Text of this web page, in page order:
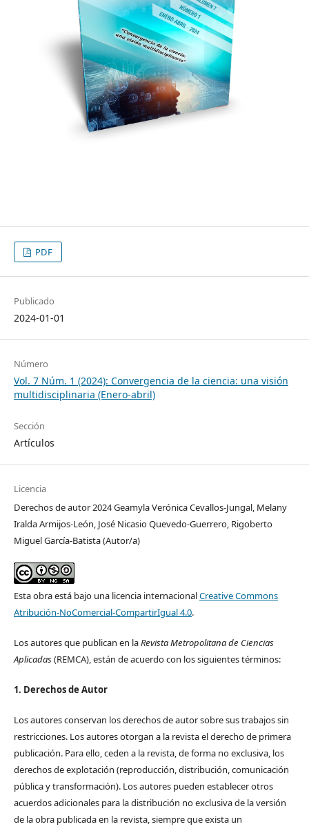
PDF
Publicado
2024-01-01
Número
Vol. 7 Núm. 1 (2024): Convergencia de la ciencia: una visión
multidisciplinaria (Enero-abril)
Sección
Artículos
Licencia
Derechos de autor 2024 Geamyla Verónica Cevallos-Jungal, Melany
Iralda Armijos-León, José Nicasio Quevedo-Guerrero, Rigoberto
Miguel García-Batista (Autor/a)
Esta obra está bajo una licencia internacionalCreative Commons
Atribución-NoComercial-CompartirIgual 4.0.
Los autores que publican en laRevista Metropolitana de Ciencias
Aplicadas(REMCA), están de acuerdo con los siguientes términos:
1. Derechos de Autor
Los autores conservan los derechos de autor sobre sus trabajos sin
restricciones. Los autores otorgan a la revista el derecho de primera
publicación. Para ello, ceden a la revista, de forma no exclusiva, los
derechos de explotación (reproducción, distribución, comunicación
pública y transformación). Los autores pueden establecer otros
acuerdos adicionales para la distribución no exclusiva de la versión
de la obra publicada en la revista, siempre que exista un